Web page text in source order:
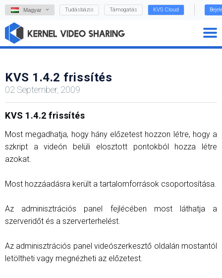
Magyar Tudásbázis Támogatás KVS Cloud
KVS 1.4.2 frissítés
02 September, 2009
KVS 1.4.2 frissítés
Most megadhatja, hogy hány előzetest hozzon létre, hogy a
szkript a videón belüli elosztott pontokból hozza létre
azokat.
Most hozzáadásra került a tartalomforrások csoportosítása.
Az adminisztrációs panel fejlécében most láthatja a
szerveridőt és a szerverterhelést.
Az adminisztrációs panel videószerkesztő oldalán mostantól
letöltheti vagy megnézheti az előzetest.